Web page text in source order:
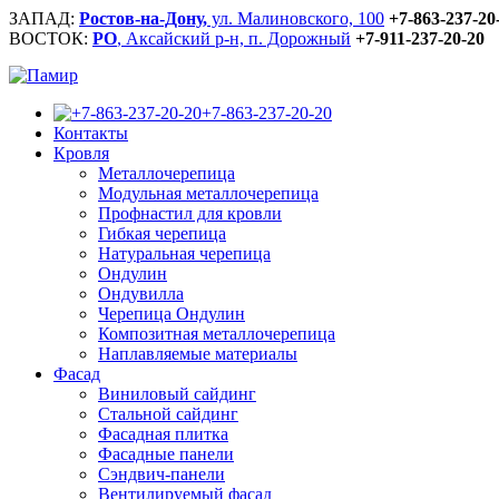
ЗАПАД: Ростов-на-Дону, ул. Малиновского, 100 +7-863-237-
ВОСТОК: РО, Аксайский р-н, п. Дорожный +7-911-237-20-20
+7-863-237-20-20
Контакты
Кровля
Металлочерепица
Модульная металлочерепица
Профнастил для кровли
Гибкая черепица
Натуральная черепица
Ондулин
Ондувилла
Черепица Ондулин
Композитная металлочерепица
Наплавляемые материалы
Фасад
Виниловый сайдинг
Стальной сайдинг
Фасадная плитка
Фасадные панели
Сэндвич-панели
Вентилируемый фасад